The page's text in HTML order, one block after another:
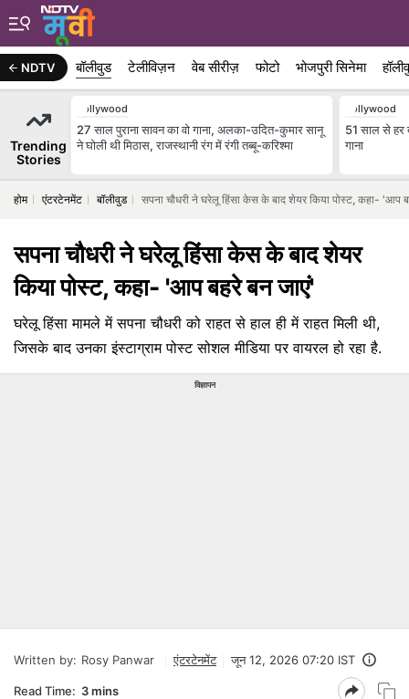
NDTV बॉलीवुड टेलीविज़न वेब सीरीज़ फोटो भोजपुरी सिनेमा
Trending
Stories
Bollywood
27 साल पुराना सावन का वो गाना, अलका-उदित-कुमार सानू
ने घोली थी मिठास, राजस्थानी रंग में रंगी तब्बू-करिश्मा
Bollywood
51 साल से हर
गाना
होम एंटरटेनमेंट बॉलीवुड सपना चौधरी ने घरेलू हिंसा केस के बाद शेयर किया पोस्ट, कहा- 'आप
सपना चौधरी ने घरेलू हिंसा केस के बाद शेयर
किया पोस्ट, कहा- 'आप बहरे बन जाएं'
घरेलू हिंसा मामले में सपना चौधरी को राहत से हाल ही में राहत मिली थी,
जिसके बाद उनका इंस्टाग्राम पोस्ट सोशल मीडिया पर वायरल हो रहा है.
विज्ञापन
Written by: Rosy Panwar एंटरटेनमेंट जून 12, 2026 07:20 IST
Read Time: 3 mins